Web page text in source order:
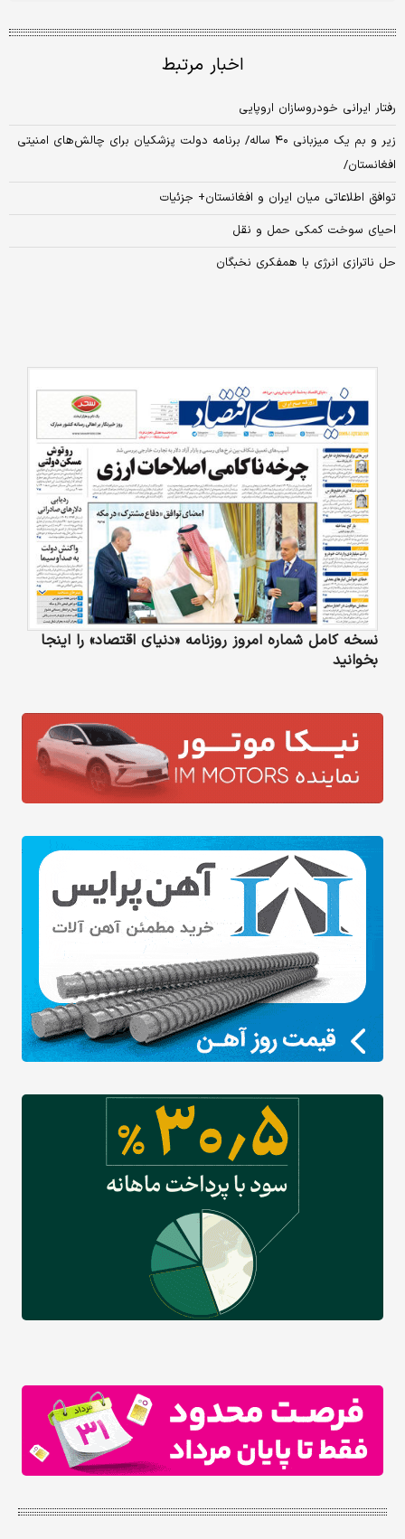
اخبار مرتبط
رفتار ایرانی خودروسازان اروپایی
زیر و بم یک میزبانی ۴۰ ساله/ برنامه دولت پزشکیان برای چالش‏‌های امنیتی
افغانستان/
توافق اطلاعاتی میان ایران و افغانستان+ جزئیات
احیای سوخت کمکی حمل و نقل
حل ناترازی انرژی با همفکری نخبگان
نسخه کامل شماره امروز روزنامه «دنیای‌ اقتصاد» را اینجا
بخوانید